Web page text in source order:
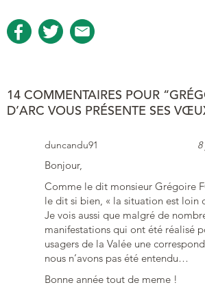
14 COMMENTAIRES POUR
D’ARC VOUS PRÉSENTE SES
duncandu91
Bonjour,
Comme le dit monsieur Grégoire
le dit si bien, « la situation est loin
Je vois aussi que malgré de
manifestations qui ont été réalisé
usagers de la Valée une
nous n’avons pas été entendu…
Bonne année tout de meme !